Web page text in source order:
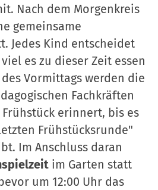
Nach dem Morgenkreis
gemeinsame
Jedes Kind entscheidet
es zu dieser Zeit essen
Vormittags werden die
Fachkräften
erinnert, bis es
Frühstücksrunde"
Im Anschluss daran
im Garten statt
um 12:00 Uhr das